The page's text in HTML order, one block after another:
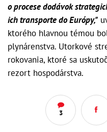
o procese dodávok
ich transporte do Európy,"
ktorého hlavnou témou
plynárenstva. Utorkové
rokovania, ktoré sa
rezort hospodárstva.
3